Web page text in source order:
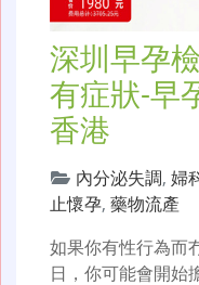
深圳早孕
有症狀-早
香港
內分泌失調, 婦
止懷孕, 藥物流產
如果你有性行為而
日，你可能會開始